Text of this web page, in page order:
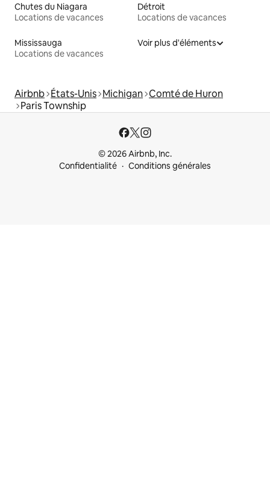
Chutes du Niagara
Locations de vacances
Détroit
Locations de vacances
Mississauga
Locations de vacances
Voir plus d'éléments
Airbnb États-Unis Michigan Comté de Huron
Paris Township
© 2026 Airbnb, Inc.
Confidentialité
Conditions générales